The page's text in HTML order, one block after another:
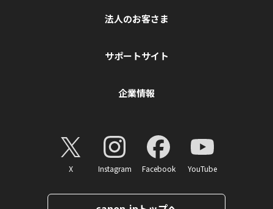
法人のお客さま
サポートサイト
企業情報
X Instagram Facebook YouTube